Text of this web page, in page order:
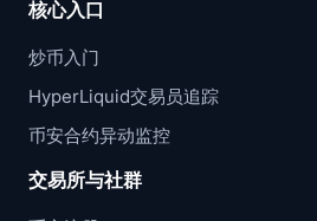
核心入口
炒币入门
HyperLiquid交易员追踪
币安合约异动监控
交易所与社群